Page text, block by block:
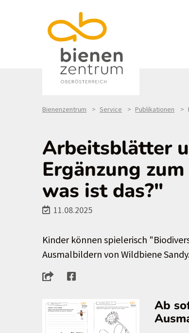
Bienenzentrum Service Publikationen
Arbeitsblätter
Ergänzung
was ist das?"
11.08.2025
Kinder können spielerisch
Ausmalbildern von Wildbiene
Ab